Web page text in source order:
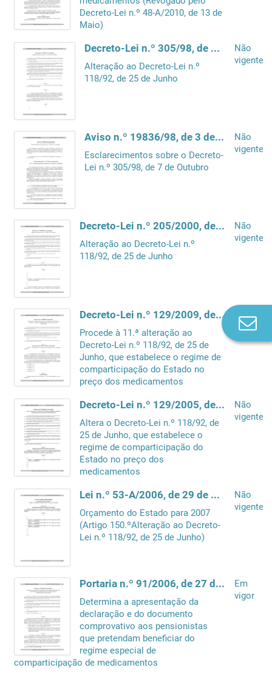
Decreto-Lei n.º 48-A/2010, de 13 de
Maio)
Decreto-Lei n.º 305/98, de 7 de Outubro
Alteração ao Decreto-Lei n.º
118/92, de 25 de Junho
Não
vigente
Aviso n.º 19836/98, de 3 de Dezembro
Esclarecimentos sobre o Decreto-
Lei n.º 305/98, de 7 de Outubro
Não
vigente
Decreto-Lei n.º 205/2000, de 1 de Setembro
Alteração ao Decreto-Lei n.º
118/92, de 25 de Junho
Não
vigente
Decreto-Lei n.º 129/2009, de 29 de Maio
Procede à 11.ª alteração ao
Decreto-Lei n.º 118/92, de 25 de
Junho, que estabelece o regime de
comparticipação do Estado no
preço dos medicamentos
Não
vigente
Decreto-Lei n.º 129/2005, de 11 de Agosto
Altera o Decreto-Lei n.º 118/92, de
25 de Junho, que estabelece o
regime de comparticipação do
Estado no preço dos
medicamentos
Não
vigente
Lei n.º 53-A/2006, de 29 de Dezembro
Orçamento do Estado para 2007
(Artigo 150.ºAlteração ao Decreto-
Lei n.º 118/92, de 25 de Junho)
Não
vigente
Portaria n.º 91/2006, de 27 de Janeiro
Determina a apresentação da
declaração e do documento
comprovativo aos pensionistas
que pretendam beneficiar do
regime especial de
comparticipação de medicamentos
Em
vigor